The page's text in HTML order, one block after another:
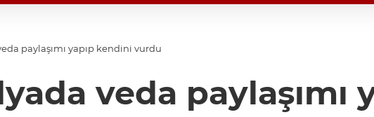
paylaşımı yapıp kendini vurdu
veda